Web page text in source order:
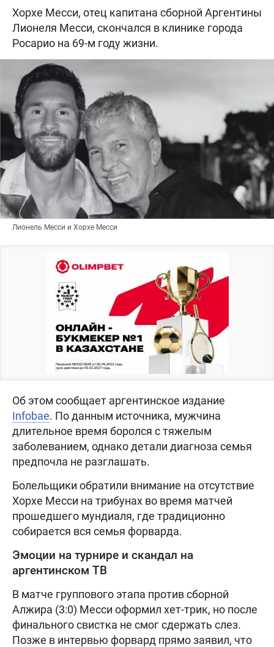
Хорхе Месси, отец капитана сборной Аргентины
Лионеля Месси, скончался в клинике города
Росарио на 69-м году жизни.
Лионель Месси и Хорхе Месси
Об этом сообщает аргентинское издание
Infobae. По данным источника, мужчина
длительное время боролся с тяжелым
заболеванием, однако детали диагноза семья
предпочла не разглашать.
Болельщики обратили внимание на отсутствие
Хорхе Месси на трибунах во время матчей
прошедшего мундиаля, где традиционно
собирается вся семья форварда.
Эмоции на турнире и скандал на
аргентинском ТВ
В матче группового этапа против сборной
Алжира (3:0) Месси оформил хет-трик, но после
финального свистка не смог сдержать слез.
Позже в интервью форвард прямо заявил, что